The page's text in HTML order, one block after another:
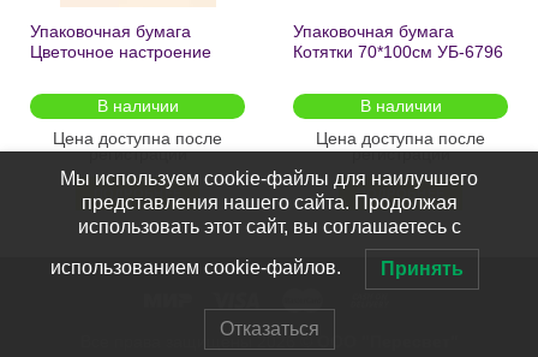
Упаковочная бумага
Цветочное настроение
2шт/
В наличии
Цена доступна после
регистрации
Упаковочная бумага
Котятки 70*100см УБ-6796
В наличии
Цена доступна после
регистрации
ПОДРОБНЕЕ
Все права защищены 2026 ©ООО "Пересвет"
Мы используем cookie-файлы для наилучшего
представления нашего сайта. Продолжая
использовать этот сайт, вы соглашаетесь с
использованием cookie-файлов. Принять
Отказаться